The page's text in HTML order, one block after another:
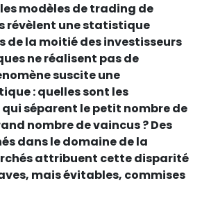
modèles de trading de
révèlent une statistique
de la moitié des investisseurs
ne réalisent pas de
suscite une
: quelles sont les
séparent le petit nombre de
nombre de vaincus ? Des
dans le domaine de la
attribuent cette disparité
mais évitables, commises